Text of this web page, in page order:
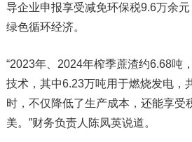
导企业申报享受减免环保税9.6万余
绿色循环经济。
“2023年、2024年榨季蔗渣约6.68吨
技术，其中6.23万吨用于燃烧发电，
时，不仅降低了生产成本，还能享受
美。”财务负责人陈凤英说道。